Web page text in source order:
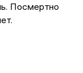
Посмертно